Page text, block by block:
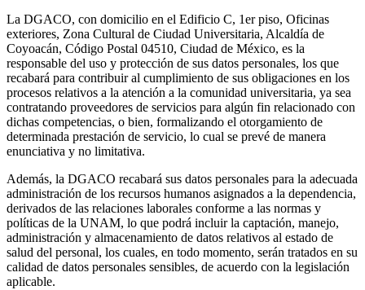
La DGACO, con domicilio en el Edificio C, 1er piso, Oficinas
exteriores, Zona Cultural de Ciudad Universitaria, Alcaldía de
Coyoacán, Código Postal 04510, Ciudad de México, es la
responsable del uso y protección de sus datos personales, los que
recabará para contribuir al cumplimiento de sus obligaciones en los
procesos relativos a la atención a la comunidad universitaria, ya sea
contratando proveedores de servicios para algún fin relacionado con
dichas competencias, o bien, formalizando el otorgamiento de
determinada prestación de servicio, lo cual se prevé de manera
enunciativa y no limitativa.
Además, la DGACO recabará sus datos personales para la adecuada
administración de los recursos humanos asignados a la dependencia,
derivados de las relaciones laborales conforme a las normas y
políticas de la UNAM, lo que podrá incluir la captación, manejo,
administración y almacenamiento de datos relativos al estado de
salud del personal, los cuales, en todo momento, serán tratados en su
calidad de datos personales sensibles, de acuerdo con la legislación
aplicable.